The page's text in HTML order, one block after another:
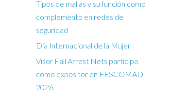
Tipos de mallas y su función como
complemento en redes de
seguridad
Día Internacional de la Mujer
Visor Fall Arrest Nets participa
como expositor en FESCOMAD
2026